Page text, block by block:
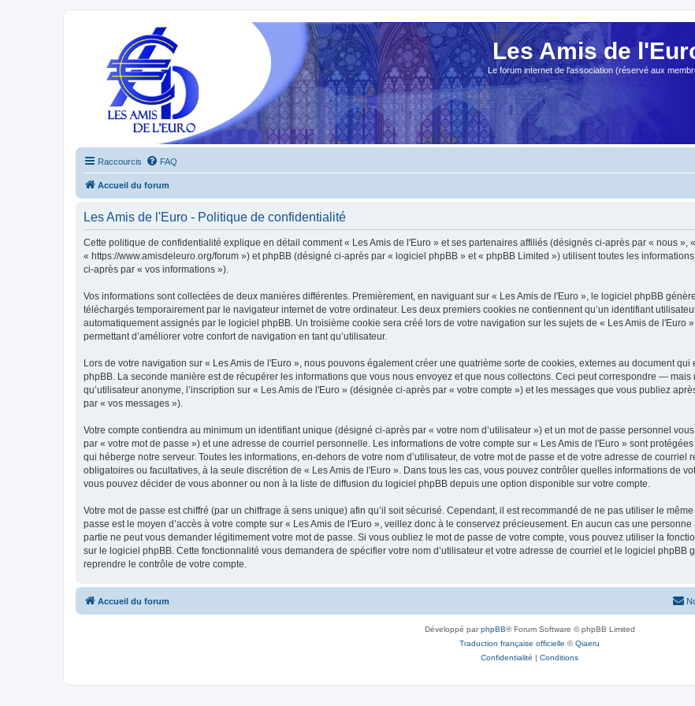
Les Amis de
Le forum internet de l'association (réservé aux
Raccourcis FAQ
Accueil du forum
Les Amis de l'Euro - Politique de confidentialité
Cette politique de confidentialité explique en détail comment « Les Amis de l'Euro » et ses partenaires affiliés (désignés ci-après par « nous »,
« https://www.amisdeleuro.org/forum ») et phpBB (désigné ci-après par « logiciel phpBB » et « phpBB Limited ») utilisent toutes les
ci-après par « vos informations »).
Vos informations sont collectées de deux manières différentes. Premièrement, en naviguant sur « Les Amis de l'Euro », le logiciel phpBB
téléchargés temporairement par le navigateur internet de votre ordinateur. Les deux premiers cookies ne contiennent qu’un identifiant
automatiquement assignés par le logiciel phpBB. Un troisième cookie sera créé lors de votre navigation sur les sujets de « Les Amis de l'Euro
permettant d’améliorer votre confort de navigation en tant qu’utilisateur.
Lors de votre navigation sur « Les Amis de l'Euro », nous pouvons également créer une quatrième sorte de cookies, externes au document
phpBB. La seconde manière est de récupérer les informations que vous nous envoyez et que nous collectons. Ceci peut correspondre —
qu’utilisateur anonyme, l’inscription sur « Les Amis de l'Euro » (désignée ci-après par « votre compte ») et les messages que vous publiez
par « vos messages »).
Votre compte contiendra au minimum un identifiant unique (désigné ci-après par « votre nom d’utilisateur ») et un mot de passe personnel
par « votre mot de passe ») et une adresse de courriel personnelle. Les informations de votre compte sur « Les Amis de l'Euro » sont
qui héberge notre serveur. Toutes les informations, en-dehors de votre nom d’utilisateur, de votre mot de passe et de votre adresse de
obligatoires ou facultatives, à la seule discrétion de « Les Amis de l'Euro ». Dans tous les cas, vous pouvez contrôler quelles informations de
vous pouvez décider de vous abonner ou non à la liste de diffusion du logiciel phpBB depuis une option disponible sur votre compte.
Votre mot de passe est chiffré (par un chiffrage à sens unique) afin qu’il soit sécurisé. Cependant, il est recommandé de ne pas utiliser le
passe est le moyen d’accès à votre compte sur « Les Amis de l'Euro », veillez donc à le conservez précieusement. En aucun cas une
partie ne peut vous demander légitimement votre mot de passe. Si vous oubliez le mot de passe de votre compte, vous pouvez utiliser la
sur le logiciel phpBB. Cette fonctionnalité vous demandera de spécifier votre nom d’utilisateur et votre adresse de courriel et le logiciel
reprendre le contrôle de votre compte.
Accueil du forum
Développé parphpBB® Forum Software © phpBB Limited
Traduction française officielle ©Qiaeru
Confidentialité | Conditions